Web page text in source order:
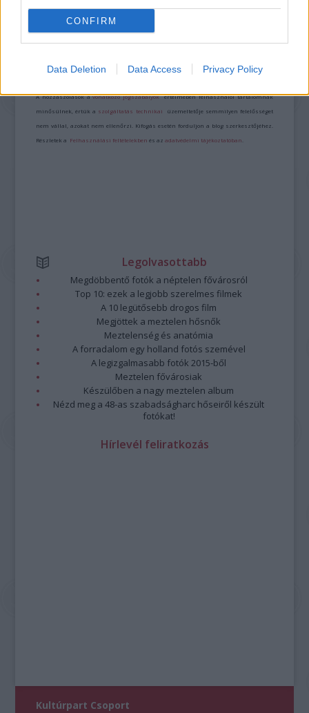
CONFIRM
Data Deletion Data Access Privacy Policy
https://kulturpart.hu/api/trackback/id/7937554
A hozzászólások avonatkozó jogszabályokértelmében felhasználói tartalomnak
minősülnek, értük a szolgáltatás technikai üzemeltetője semmilyen felelősséget
nem vállal, azokat nem ellenőrzi. Kifogás esetén forduljon a blog szerkesztőjéhez.
Részletek a Felhasználási feltételekben és azadatvédelmi tájékoztatóban
Legolvasottabb
Megdöbbentő fotók a néptelen fővárosról
Top 10: ezek a legjobb szerelmes filmek
A 10 legütősebb drogos film
Megjöttek a meztelen hősnők
Meztelenség és anatómia
A forradalom egy holland fotós szemével
A legizgalmasabb fotók 2015-ből
Meztelen fővárosiak
Készülőben a nagy meztelen album
Nézd meg a 48-as szabadságharc hőseiről készült
fotókat!
Hírlevél feliratkozás
Kultúrpart Csoport